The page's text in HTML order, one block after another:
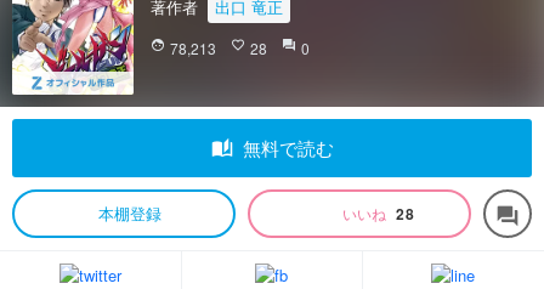
著作者 出口 竜正
face 78,213 favorite_border 28 question_answer 0
auto_stories 無料で読む
本棚登録 いいね 28 forum